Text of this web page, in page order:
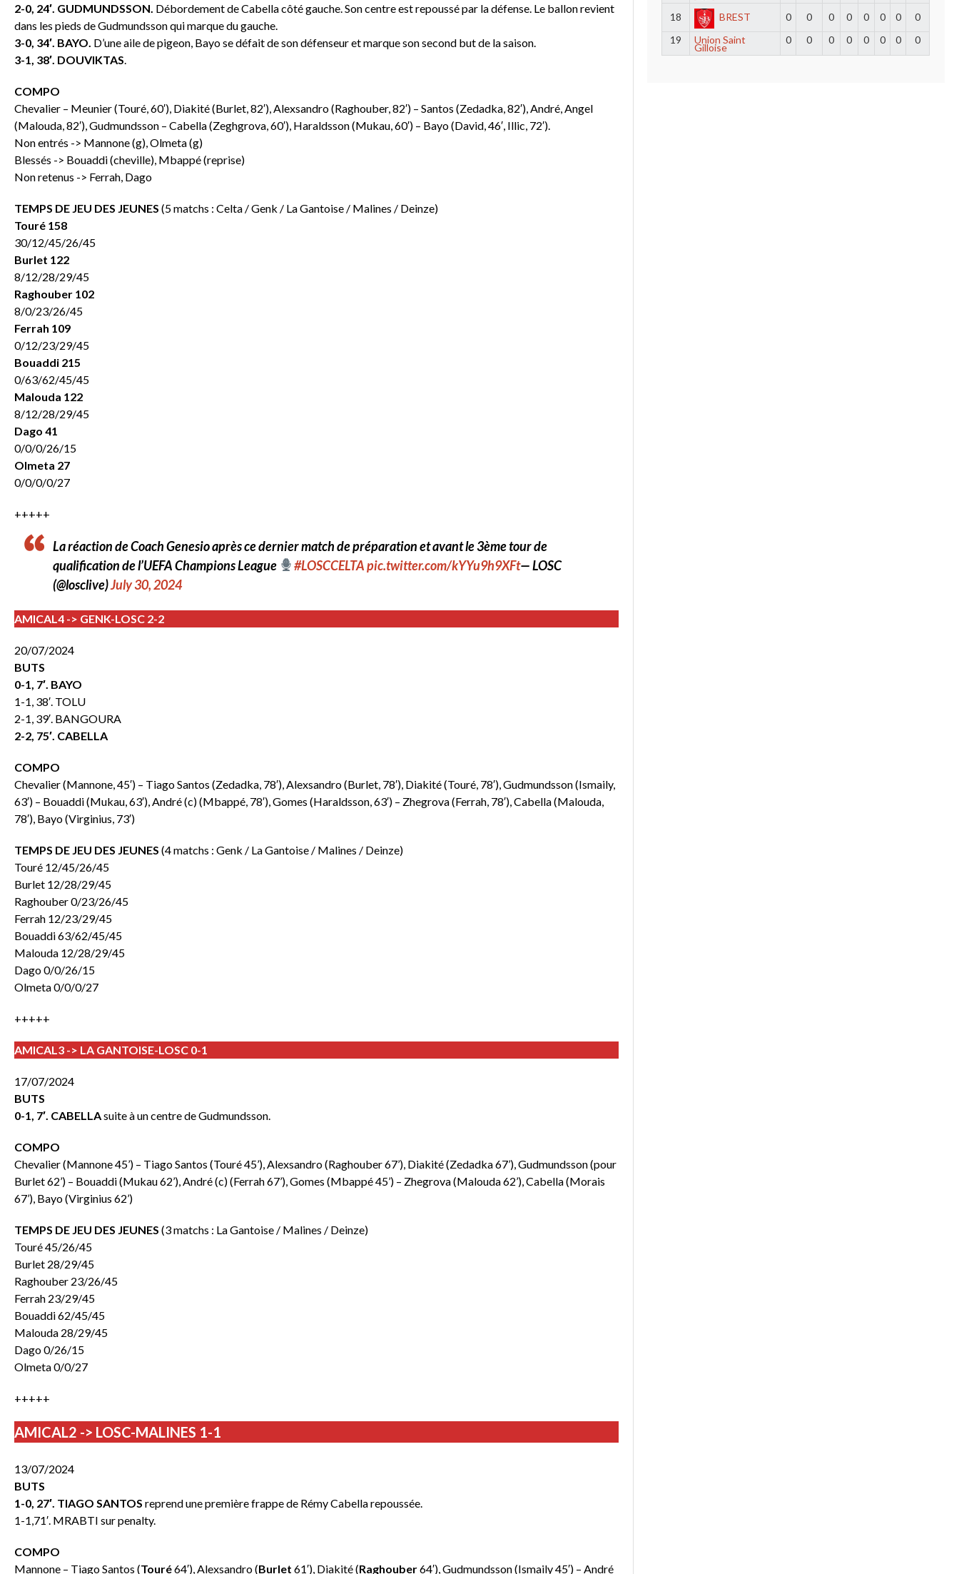
2-0, 24′. GUDMUNDSSON. Débordement de Cabella côté gauche. Son centre est repoussé par la défense. Le ballon revient
dans les pieds de Gudmundsson qui marque du gauche.
3-0, 34′. BAYO. D’une aile de pigeon, Bayo se défait de son défenseur et marque son second but de la saison.
3-1, 38′. DOUVIKTAS
COMPO
Chevalier – Meunier (Touré, 60′), Diakité (Burlet, 82′), Alexsandro (Raghouber, 82′) – Santos (Zedadka, 82′), André, Angel
(Malouda, 82′), Gudmundsson – Cabella (Zeghgrova, 60′), Haraldsson (Mukau, 60′) – Bayo (David, 46′, Illic, 72′).
Non entrés -> Mannone (g), Olmeta (g)
Blessés -> Bouaddi (cheville), Mbappé (reprise)
Non retenus -> Ferrah, Dago
TEMPS DE JEU DES JEUNES (5 matchs : Celta / Genk / La Gantoise / Malines / Deinze)
Touré 158
30/12/45/26/45
Burlet 122
8/12/28/29/45
Raghouber 102
8/0/23/26/45
Ferrah 109
0/12/23/29/45
Bouaddi 215
0/63/62/45/45
Malouda 122
8/12/28/29/45
Dago 41
0/0/0/26/15
Olmeta 27
0/0/0/0/27
+++++
La réaction de Coach Genesio après ce dernier match de préparation et avant le 3ème tour de
qualification de l’UEFA Champions League
#LOSCCELTApic.twitter.com/kYYu9h9XFt— LOSC
(@losclive)July 30, 2024
AMICAL4 -> GENK-LOSC 2-2
20/07/2024
BUTS
0-1, 7′. BAYO
1-1, 38′. TOLU
2-1, 39′. BANGOURA
2-2, 75′. CABELLA
COMPO
Chevalier (Mannone, 45′) – Tiago Santos (Zedadka, 78′), Alexsandro (Burlet, 78′), Diakité (Touré, 78′), Gudmundsson (Ismaily,
63′) – Bouaddi (Mukau, 63′), André (c) (Mbappé, 78′), Gomes (Haraldsson, 63′) – Zhegrova (Ferrah, 78′), Cabella (Malouda,
78′), Bayo (Virginius, 73′)
TEMPS DE JEU DES JEUNES (4 matchs : Genk / La Gantoise / Malines / Deinze)
Touré 12/45/26/45
Burlet 12/28/29/45
Raghouber 0/23/26/45
Ferrah 12/23/29/45
Bouaddi 63/62/45/45
Malouda 12/28/29/45
Dago 0/0/26/15
Olmeta 0/0/0/27
+++++
AMICAL3 -> LA GANTOISE-LOSC 0-1
17/07/2024
BUTS
0-1, 7′. CABELLAsuite à un centre de Gudmundsson.
COMPO
Chevalier (Mannone 45’) – Tiago Santos (Touré 45’), Alexsandro (Raghouber 67’), Diakité (Zedadka 67’), Gudmundsson (pour
Burlet 62’) – Bouaddi (Mukau 62’), André (c) (Ferrah 67’), Gomes (Mbappé 45’) – Zhegrova (Malouda 62’), Cabella (Morais
67’), Bayo (Virginius 62’)
TEMPS DE JEU DES JEUNES (3 matchs : La Gantoise / Malines / Deinze)
Touré 45/26/45
Burlet 28/29/45
Raghouber 23/26/45
Ferrah 23/29/45
Bouaddi 62/45/45
Malouda 28/29/45
Dago 0/26/15
Olmeta 0/0/27
+++++
AMICAL2 -> LOSC-MALINES 1-1
13/07/2024
BUTS
1-0, 27′. TIAGO SANTOS reprend une première frappe de Rémy Cabella repoussée.
1-1,71′. MRABTI sur penalty.
COMPO
Mannone – Tiago Santos (Touré64′), Alexsandro (Burlet 61′), Diakité (Raghouber64′), Gudmundsson (Ismaily 45′) – André
18 BREST 0 0 0 0 0 0 0
0
19
Union Saint
Gilloise
0 0 0 0 0 0 0 0